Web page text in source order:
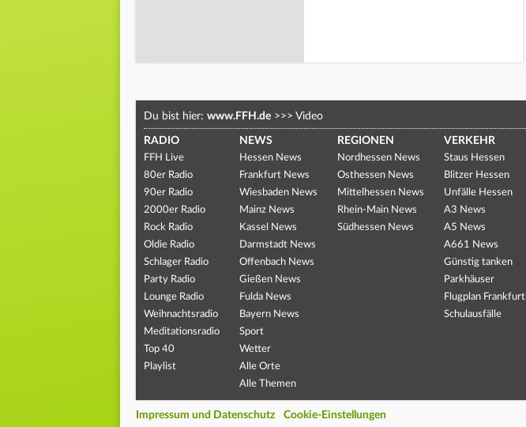
Du bist hier: www.FFH.de >>> Video
RADIO
FFH Live
80er Radio
90er Radio
2000er Radio
Rock Radio
Oldie Radio
Schlager Radio
Party Radio
Lounge Radio
Weihnachtsradio
Meditationsradio
Top 40
Playlist
NEWS
Hessen News
Frankfurt News
Wiesbaden News
Mainz News
Kassel News
Darmstadt News
Offenbach News
Gießen News
Fulda News
Bayern News
Sport
Wetter
Alle Orte
Alle Themen
REGIONEN
Nordhessen News
Osthessen News
Mittelhessen News
Rhein-Main News
Südhessen News
VERKEHR
Staus Hessen
Blitzer Hessen
Unfälle Hessen
A3 News
A5 News
A661 News
Günstig tanken
Parkhäuser
Flugplan Frankfurt
Schulausfälle
Impressum und Datenschutz Cookie-Einstellungen